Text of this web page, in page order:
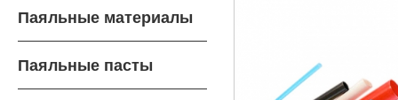
Паяльные материалы
Паяльные пасты